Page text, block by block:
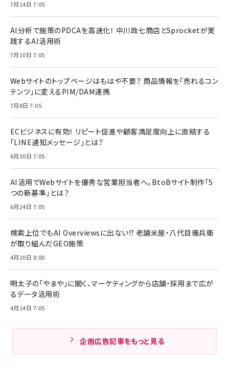
7月14日 7:05
AI分析で施策のPDCAを高速化！ 中川政七商店とSprocketが実
践するAI活用術
7月10日 7:05
Webサイトのトップページはもはや不要？ 商品情報を「売れるコン
テンツ」に変えるPIM/DAM連携
7月8日 7:05
ECビジネスに有効！ リピート促進や顧客満足度向上に直結する
「LINE通知メッセージ」とは？
6月30日 7:05
AI活用でWebサイトを優秀な営業担当者へ。BtoBサイト制作「5
つの新基準」とは？
6月24日 7:05
検索上位でもAI Overviewsに出ない!? 老舗米屋・八代目儀兵衛
が取り組んだGEO施策
4月20日 8:00
明太子の「やまや」に聞く、マーケティングから店舗・採用まで広が
るデータ活用術
4月14日 7:05
企画広告記事をもっと見る